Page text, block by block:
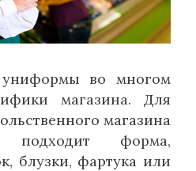
во многом
магазина. Для
магазина
подходит форма,
блузки, фартука или